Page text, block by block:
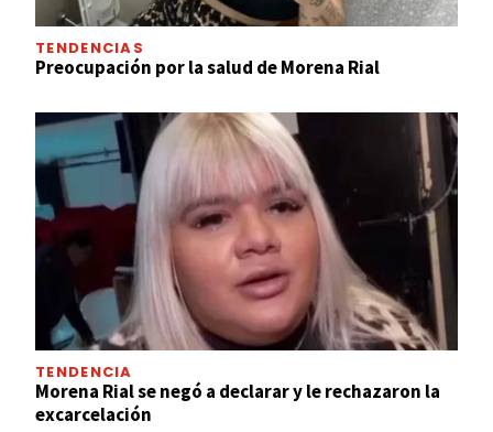
TENDENCIAS
Preocupación por la salud de Morena Rial
TENDENCIA
Morena Rial se negó a declarar y le rechazaron la
excarcelación